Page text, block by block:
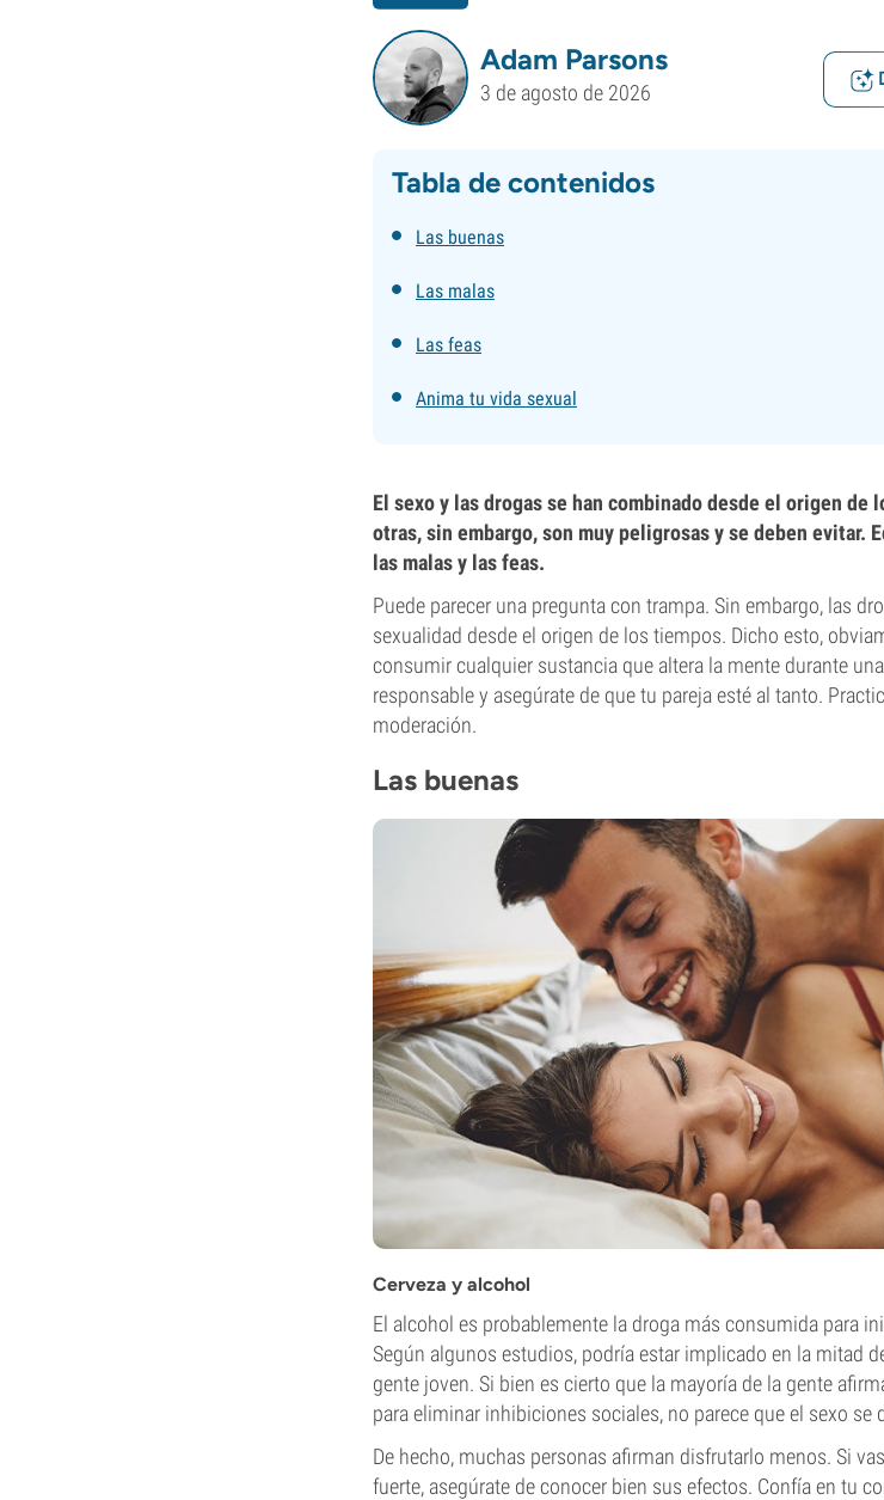
Adam Parsons
3 de agosto de 2026
Tabla de contenidos
Las buenas
Las malas
Las feas
Anima tu vida sexual
El sexo y las drogas se han combinado desde el origen
otras, sin embargo, son muy peligrosas y se deben evitar.
las malas y las feas.
Puede parecer una pregunta con trampa. Sin embargo, las
sexualidad desde el origen de los tiempos. Dicho esto,
consumir cualquier sustancia que altera la mente durante
responsable y asegúrate de que tu pareja esté al tanto.
moderación.
Las buenas
Cerveza y alcohol
El alcohol es probablemente la droga más consumida para
Según algunos estudios, podría estar implicado en la mitad
gente joven. Si bien es cierto que la mayoría de la gente
para eliminar inhibiciones sociales, no parece que el sexo se
De hecho, muchas personas afirman disfrutarlo menos. Si
fuerte, asegúrate de conocer bien sus efectos. Confía en tu